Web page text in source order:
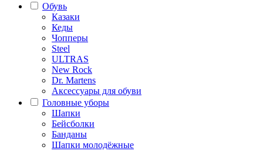
Обувь
Казаки
Кеды
Чопперы
Steel
ULTRAS
New Rock
Dr. Martens
Аксессуары для обуви
Головные уборы
Шапки
Бейсболки
Банданы
Шапки молодёжные